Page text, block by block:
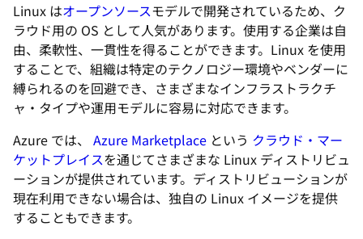
Linux はオープンソースモデルで開発されているため、ク
ラウド用の OS として人気があります。使用する企業は自
由、柔軟性、一貫性を得ることができます。Linux を使用
することで、組織は特定のテクノロジー環境やベンダーに
縛られるのを回避でき、さまざまなインフラストラクチ
ャ・タイプや運用モデルに容易に対応できます。
Azure では、 Azure Marketplace という クラウド・マー
ケットプレイスを通じてさまざまな Linux ディストリビュ
ーションが提供されています。ディストリビューションが
現在利用できない場合は、独自の Linux イメージを提供
することもできます。